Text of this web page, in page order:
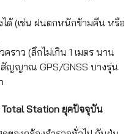
ด้ (เช่น ฝนตกหนักข้ามคืน หรือ
ราว (ลึกไม่เกิน 1 เมตร นาน
ญญาณ GPS/GNSS บางรุ่น
Total Station ยุคปัจจุบัน